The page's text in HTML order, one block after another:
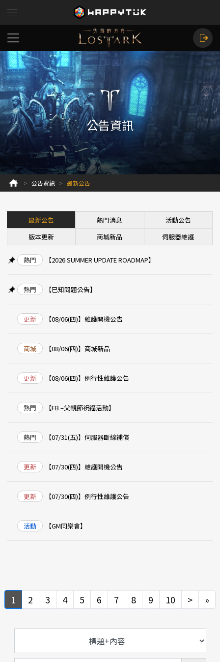
公告資訊
公告資訊 最新公告
最新公告 熱門消息
活動公告
版本更新
商城新品 伺服器維護
熱門 【2026 SUMMER UPDATE ROADMAP】
熱門 【已知問題公告】
更新 【08/06(四)】維護開機公告
商城 【08/06(四)】商城新品
更新 【08/06(四)】例行性維護公告
熱門 【FB –父親節祝福活動】
熱門 【07/31(五)】伺服器斷線補償
更新 【07/30(四)】維護開機公告
更新 【07/30(四)】例行性維護公告
活動 【GM同樂會】
1 2 3 4 5 6 7 8 9 10 >Next
»